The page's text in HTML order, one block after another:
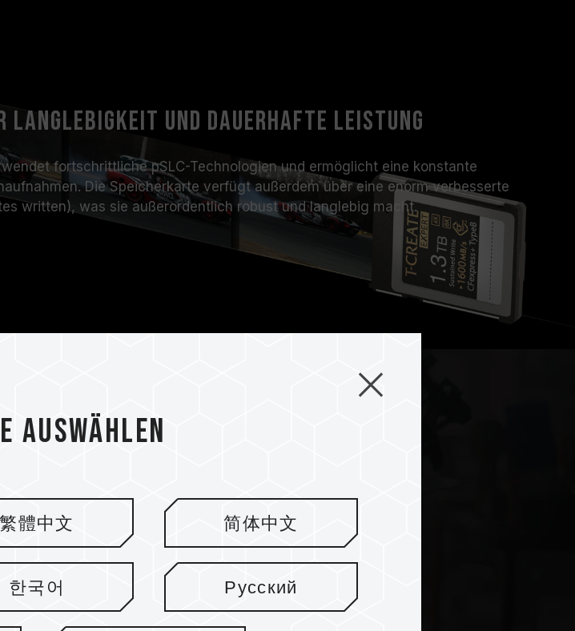
Langlebigkeit und dauerhafte Leistung
fortschrittliche pSLC-Technologien und ermöglicht eine konstante
Die Speicherkarte verfügt außerdem über eine enorm verbesserte
written), was sie außerordentlich robust und langlebig macht.
auswählen
繁體中文 简体中文
한국어 Русский